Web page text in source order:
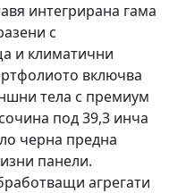
интегрирана гама
с
и климатични
включва
тела с премиум
под 39,3 инча
черна предна
панели.
агрегати